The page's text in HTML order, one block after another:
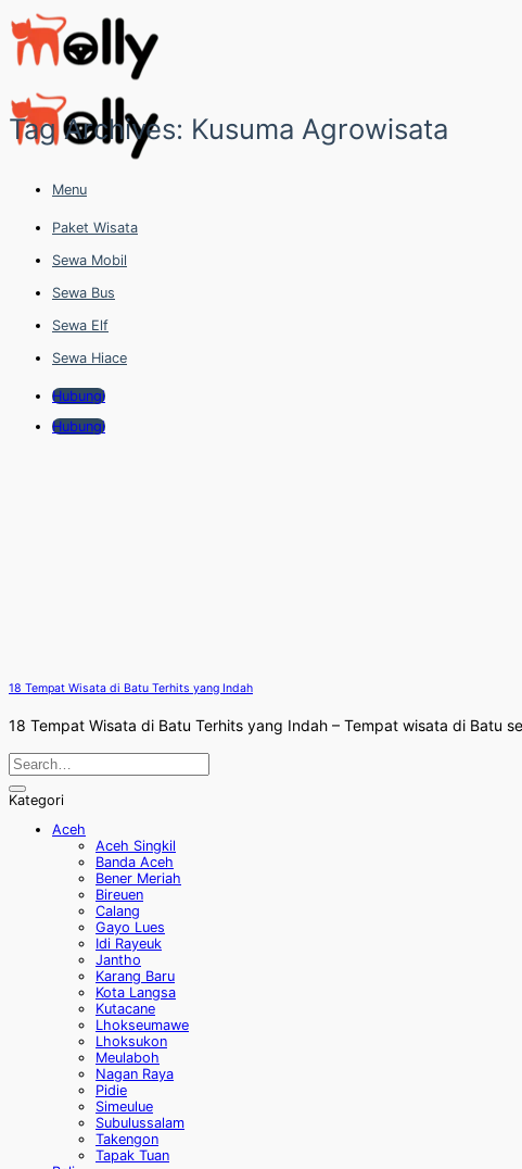
Skip
to
content
Menu
Paket Wisata
Sewa Mobil
Sewa Bus
Sewa Elf
Sewa Hiace
Hubungi
Hubungi
Tag Archives: Kusuma Agrowisata
18 Tempat Wisata di Batu Terhits yang Indah
18 Tempat Wisata di Batu Terhits yang Indah – Tempat wisata di Batu
Kategori
Aceh
Aceh Singkil
Banda Aceh
Bener Meriah
Bireuen
Calang
Gayo Lues
Idi Rayeuk
Jantho
Karang Baru
Kota Langsa
Kutacane
Lhokseumawe
Lhoksukon
Meulaboh
Nagan Raya
Pidie
Simeulue
Subulussalam
Takengon
Tapak Tuan